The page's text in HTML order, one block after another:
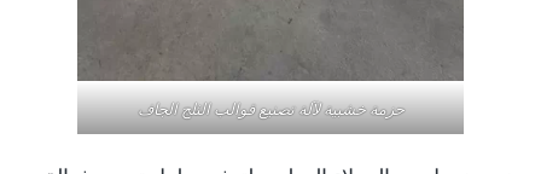
حزمة خشبية لآلة تصنيع قوالب الثلج الجاف